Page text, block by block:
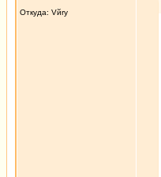
Откуда: Vйry